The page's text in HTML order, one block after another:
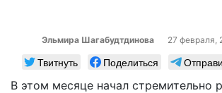
Эльмира Шагабудтдинова 27 февраля,
Твитнуть Поделиться
В этом месяце начал стремительно